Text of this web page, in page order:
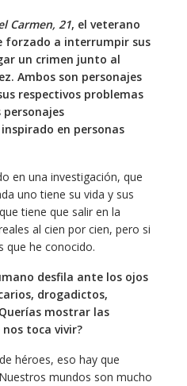
Carmen, 21, el veterano
forzado a interrumpir sus
un crimen junto al
Ambos son personajes
respectivos problemas
personajes
en personas
en una investigación, que
uno tiene su vida y sus
tiene que salir en la
al cien por cien, pero si
que he conocido.
desfila ante los ojos
drogadictos,
mostrar las
toca vivir?
héroes, eso hay que
mundos son mucho